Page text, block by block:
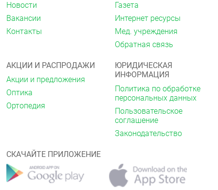
Новости
Вакансии
Контакты
Газета
Интернет ресурсы
Мед. учреждения
Обратная связь
АКЦИИ И РАСПРОДАЖИ
Акции и предложения
Оптика
Ортопедия
ЮРИДИЧЕСКАЯ
ИНФОРМАЦИЯ
Политика по обработке
персональных данных
Пользовательское
соглашение
Законодательство
СКАЧАЙТЕ ПРИЛОЖЕНИЕ